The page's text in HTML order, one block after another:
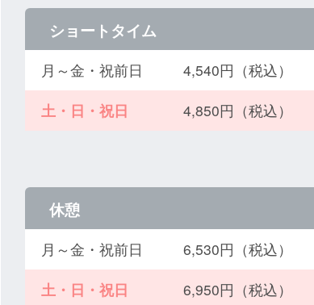
ショートタイム
月～金・祝前日
4,540円（税込）
土・日・祝日
4,850円（税込）
休憩
月～金・祝前日
6,530円（税込）
土・日・祝日
6,950円（税込）